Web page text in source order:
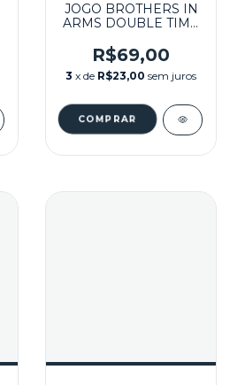
JOGO BROTHERS IN
ARMS DOUBLE TIME
R$69,00
3 x de R$23,00 sem juros